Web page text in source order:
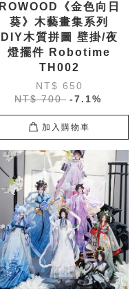
ROWOOD《金色向日
葵》木藝畫集系列
DIY木質拼圖 壁掛/夜
燈擺件 Robotime
TH002
NT$ 650
NT$ 700 -7.1%
加入購物車